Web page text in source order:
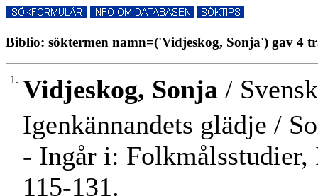
Biblio: söktermen namn=('Vidjeskog, Sonja') gav 4
1. Vidjeskog, Sonja /
Igenkännandets glädje /
- Ingår i: Folkmålsstudier,
115-131.